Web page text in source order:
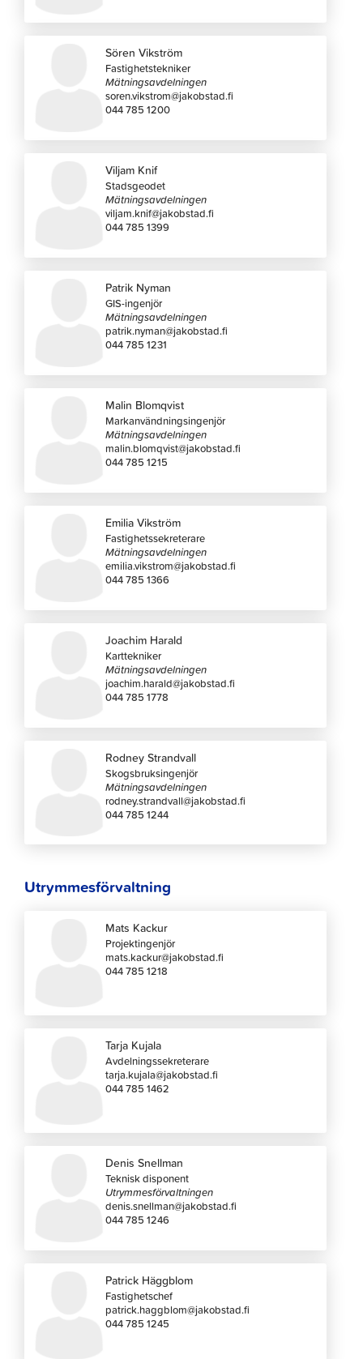
Sören Vikström
Fastighetstekniker
Mätningsavdelningen
soren.vikstrom@jakobstad.fi
044 785 1200
Viljam Knif
Stadsgeodet
Mätningsavdelningen
viljam.knif@jakobstad.fi
044 785 1399
Patrik Nyman
GIS-ingenjör
Mätningsavdelningen
patrik.nyman@jakobstad.fi
044 785 1231
Malin Blomqvist
Markanvändningsingenjör
Mätningsavdelningen
malin.blomqvist@jakobstad.fi
044 785 1215
Emilia Vikström
Fastighetssekreterare
Mätningsavdelningen
emilia.vikstrom@jakobstad.fi
044 785 1366
Joachim Harald
Karttekniker
Mätningsavdelningen
joachim.harald@jakobstad.fi
044 785 1778
Rodney Strandvall
Skogsbruksingenjör
Mätningsavdelningen
rodney.strandvall@jakobstad.fi
044 785 1244
Utrymmesförvaltning
Mats Kackur
Projektingenjör
mats.kackur@jakobstad.fi
044 785 1218
Tarja Kujala
Avdelningssekreterare
tarja.kujala@jakobstad.fi
044 785 1462
Denis Snellman
Teknisk disponent
Utrymmesförvaltningen
denis.snellman@jakobstad.fi
044 785 1246
Patrick Häggblom
Fastighetschef
patrick.haggblom@jakobstad.fi
044 785 1245